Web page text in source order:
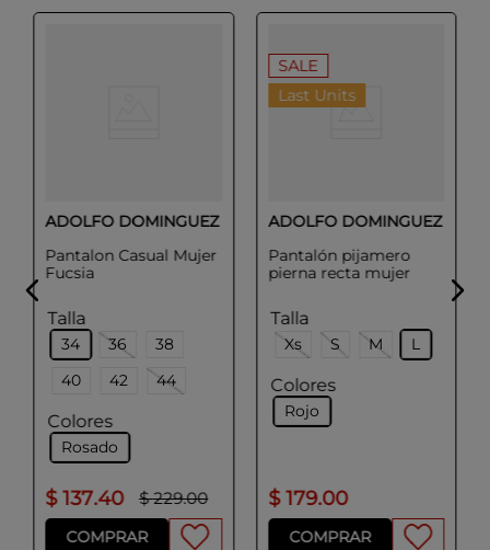
ADOLFO DOMINGUEZ
Pantalon Casual Mujer
Fucsia
Talla
34 36
38
40
42 44
Colores
Rosado
$ 137.40 $ 229.00
COMPRAR
SALE
Last Units
ADOLFO DOMINGUEZ
Pantalón pijamero
pierna recta mujer
Talla
Xs S M L
Colores
Rojo
$ 179.00
COMPRAR